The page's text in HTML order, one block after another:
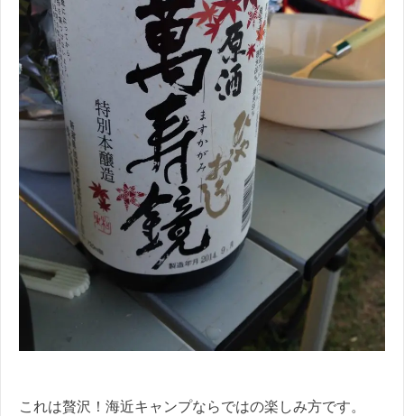
これは贅沢！海近キャンプならではの楽しみ方です。